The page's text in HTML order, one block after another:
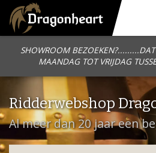
SHOWROOM
MAANDAG TOT VRIJDAG
Ridderwebshop
Al meer dan 20 jaar een